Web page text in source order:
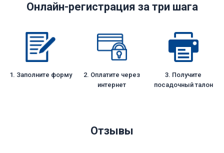
Онлайн-регистрация за три шага
1. Заполните форму
2. Оплатите через
интернет
3. Получите
посадочный талон
Отзывы